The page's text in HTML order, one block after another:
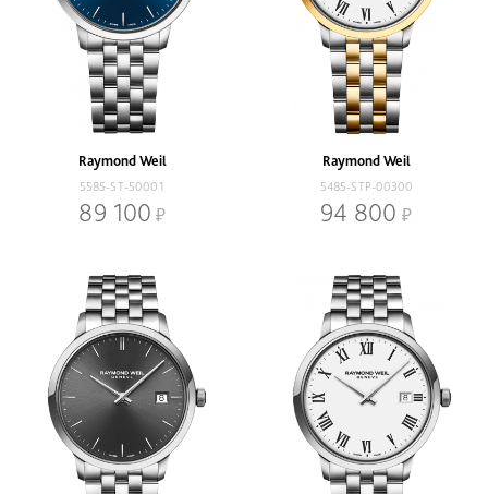
Raymond Weil
5585-ST-50001
89 100
Raymond Weil
5485-STP-00300
94 800